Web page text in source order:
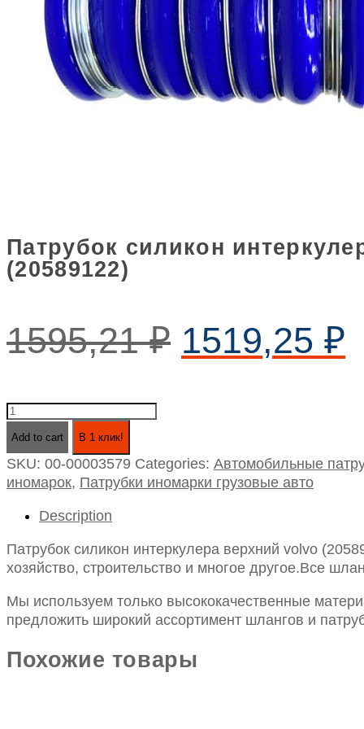
Патрубок силикон
(20589122)
1595,21₽ 1519,25 ₽
Патрубок
верхний
volvo
quantity
Add to cart В 1 клик!
SKU: 00-00003579 Categories: Автомобильные
иномарок, Патрубки иномарки грузовые авто
Description
Патрубок силикон интеркулера верхний volvo
хозяйство, строительство и многое другое.Все
Мы используем только высококачественные
предложить широкий ассортимент шлангов и
Похожие товары